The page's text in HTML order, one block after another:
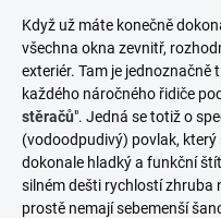
Když už máte konečně
všechna okna zevnitř,
exteriér. Tam je jednoznačně
každého náročného řidiče
stěračů". Jedná se totiž o
(vodoodpudivý) povlak,
dokonale hladký a funkční
silném dešti rychlostí zhruba
prostě nemají sebemenší